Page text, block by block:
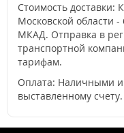
Стоимость доставки:
Московской области
МКАД. Отправка в
транспортной
тарифам.
Оплата: Наличными и
выставленному счету.